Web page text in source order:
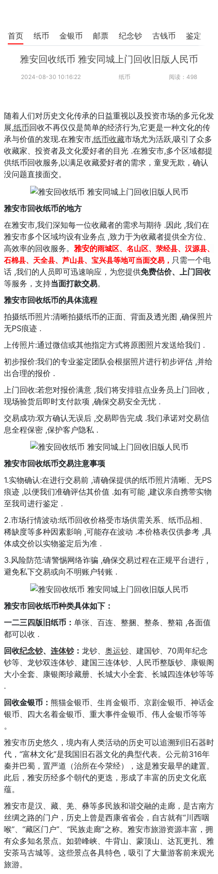
首页 纸币 金银币 邮票 纪念钞 古钱币 鉴定
雅安回收纸币 雅安同城上门回收旧版人民币
2024-08-30 10:16:22 纸币 阅读：498
随着人们对历史文化传承的日益重视以及投资市场的多元化发
展,纸币回收不再仅仅是简单的经济行为,它更是一种文化的传
承与价值的发现.在雅安市,纸币收藏市场尤为活跃,吸引了众多
收藏家、投资者及文化爱好者的目光 .在雅安市,多个区域都提
供纸币回收服务,以满足收藏爱好者的需求，童叟无欺，确认
没问题直接面交。
雅安市回收纸币的地方
在雅安市,我们深知每一位收藏者的需求与期待 .因此 ,我们在
雅安市多个区域均设有业务点 ,致力于为收藏者提供全方位、
高效率的回收服务。 雅安的雨城区、名山区、荥经县、汉源县、
石棉县、天全县、芦山县、宝兴县等地可当面交易， 只需一个电
话 ,我们的人员即可迅速响应，为您提供免费估价、上门回收
等服务，支持当面打款交易。
雅安市回收纸币的具体流程
拍摄纸币照片:清晰拍摄纸币的正面、背面及透光图 ,确保照片
无PS痕迹 .
上传照片:通过微信或其他指定方式将原图照片发送给我们 .
初步报价:我们的专业鉴定团队会根据照片进行初步评估 ,并给
出合理的报价 .
上门回收:若您对报价满意 ,我们将安排驻点业务员上门回收 ,
现场验货后即时支付款项 ,确保交易安全无忧 .
交易成功:双方确认无误后 ,交易即告完成 .我们承诺对交易信
息全程保密 ,保护客户隐私 .
雅安市回收纸币交易注意事项
1.实物确认:在进行交易前 ,请确保提供的纸币照片清晰、无PS
痕迹 ,以便我们准确评估其价值 .如有可能 ,建议亲自携带实物
至我司进行鉴定 .
2.市场行情波动:纸币回收价格受市场供需关系、纸币品相、
稀缺度等多种因素影响 ,可能存在波动 .本价格表仅供参考 ,具
体成交价以实物鉴定后为准 .
3.风险防范:请警惕网络诈骗 ,确保交易过程在正规平台进行 ,
避免私下交易或向不明账户转账 .
雅安市回收纸币种类具体如下：
一二三四版旧纸币： 单张、百连、整捆、整条、整箱 ,各面值
都可以收 .
回收纪念钞、 连体钞： 龙钞、 奥运钞、建国钞、70周年纪念
钞等、龙钞双连体钞、建国三连体钞、人民币整版钞、康银阁
大小全套、康银阁珍藏册、长城大小全套、长城四连体钞等等
.
回收金银币： 熊猫金银币、生肖金银币、京剧金银币、神话金
银币、四大名着金银币、重大事件金银币、伟人金银币等等
。
雅安市历史悠久，境内有人类活动的历史可以追溯到旧石器时
代，“富林文化”是我国旧石器文化的典型代表。公元前316年
秦并巴蜀，置严道（治所在今荥经），这是雅安最早的建置。
此后，雅安历经多个朝代的更迭，形成了丰富的历史文化底
蕴。
雅安市是汉、藏、羌、彝等多民族和谐交融的走廊，是古南方
丝绸之路的门户，历史上曾是西康省省会，自古就有“川西咽
喉”、“藏区门户”、“民族走廊”之称。雅安市旅游资源丰富，拥
有众多知名景点。如碧峰峡、牛背山、蒙顶山、达瓦更扎、雅
安茶马古城等。这些景点各具特色，吸引了大量游客前来观光
旅游。